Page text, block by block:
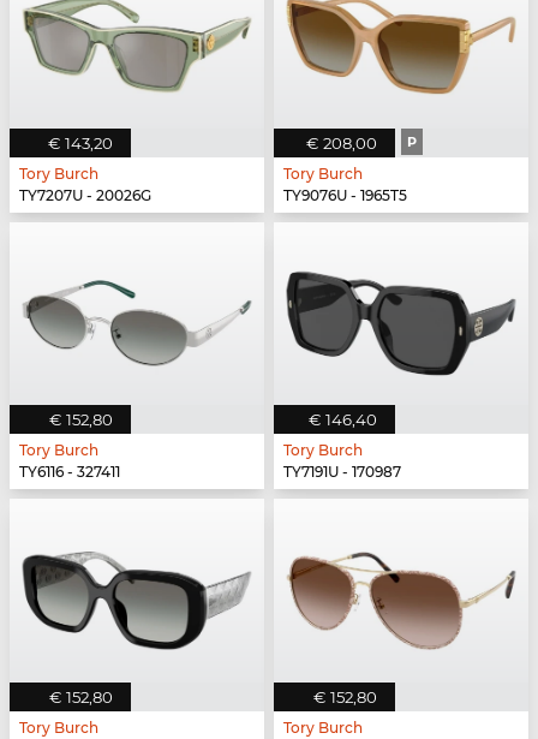
€ 143,20
Tory Burch
TY7207U - 20026G
€ 208,00 P
Tory Burch
TY9076U - 1965T5
€ 152,80
Tory Burch
TY6116 - 327411
€ 146,40
Tory Burch
TY7191U - 170987
€ 152,80
Tory Burch
€ 152,80
Tory Burch